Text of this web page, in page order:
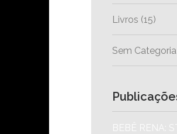
Livros (15)
Sem Categoria
BEBÊ RENA: